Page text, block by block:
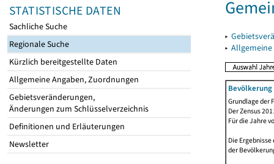
STATISTISCHE DATEN
Sachliche Suche
Regionale Suche
Kürzlich bereitgestellte Daten
Allgemeine Angaben, Zuordnungen
Gebietsveränderungen,
Änderungen zum Schlüsselverzeichnis
Definitionen und Erläuterungen
Newsletter
▸
▸
Grundlage der
Der Zensus
Für die Jahre
Die
der